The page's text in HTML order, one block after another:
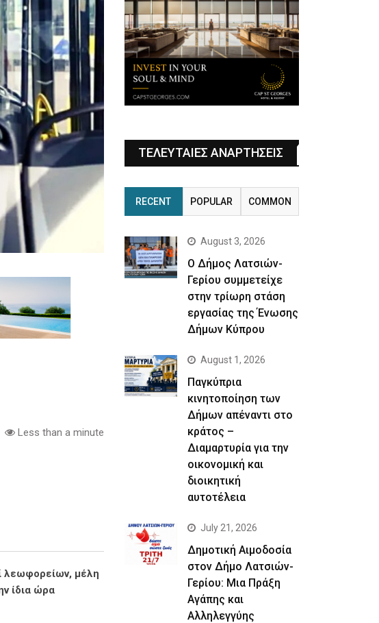
Less than a minute
λεωφορείων, μέλη
ίδια ώρα
ΤΕΛΕΥΤΑΙΕΣ ΑΝΑΡΤΗΣΕΙΣ
RECENT POPULAR COMMON
August 3, 2026
Ο Δήμος Λατσιών-
Γερίου συμμετείχε
στην τρίωρη στάση
εργασίας της Ένωσης
Δήμων Κύπρου
August 1, 2026
Παγκύπρια
κινητοποίηση των
Δήμων απέναντι στο
κράτος –
Διαμαρτυρία για την
οικονομική και
διοικητική
αυτοτέλεια
July 21, 2026
Δημοτική Αιμοδοσία
στον Δήμο Λατσιών-
Γερίου: Μια Πράξη
Αγάπης και
Αλληλεγγύης